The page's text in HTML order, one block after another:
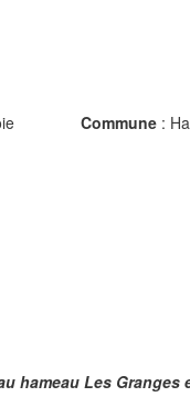
Commune :
hameau Les Granges